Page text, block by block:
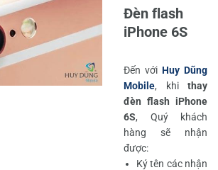
Đèn flash
iPhone 6S
Đến với Huy Dũng
Mobile, khi thay
đèn flash iPhone
6S, Quý khách
hàng sẽ nhận
được:
Ký tên các nhận